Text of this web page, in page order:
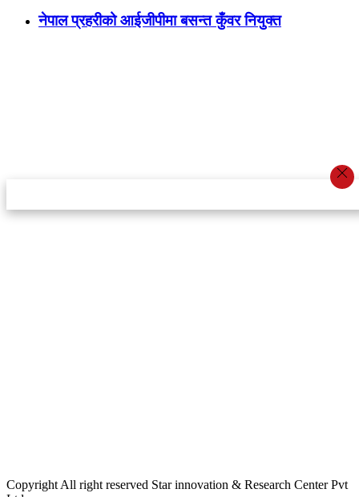
नेपाल प्रहरीको आईजीपीमा बसन्त कुँवर नियुक्त
Copyright All right reserved Star innovation & Research Center Pvt